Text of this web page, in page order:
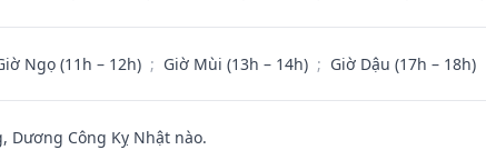
Ngọ (11h – 12h) ; Giờ Mùi (13h – 14h) ; Giờ Dậu (17h – 18h)
Dương Công Kỵ Nhật nào.